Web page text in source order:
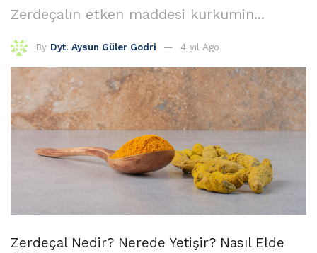
Zerdeçalın etken maddesi kurkumin...
By Dyt. Aysun Güler Godri 4 yıl Ago
Zerdeçal Nedir? Nerede Yetişir? Nasıl Elde